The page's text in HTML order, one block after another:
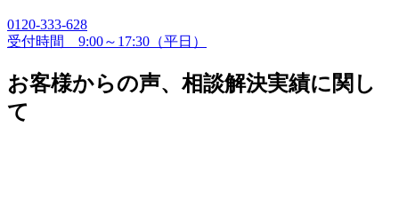
0120-333-628
受付時間 9:00～17:30（平日）
お客様からの声、相談解決実績に関し
て